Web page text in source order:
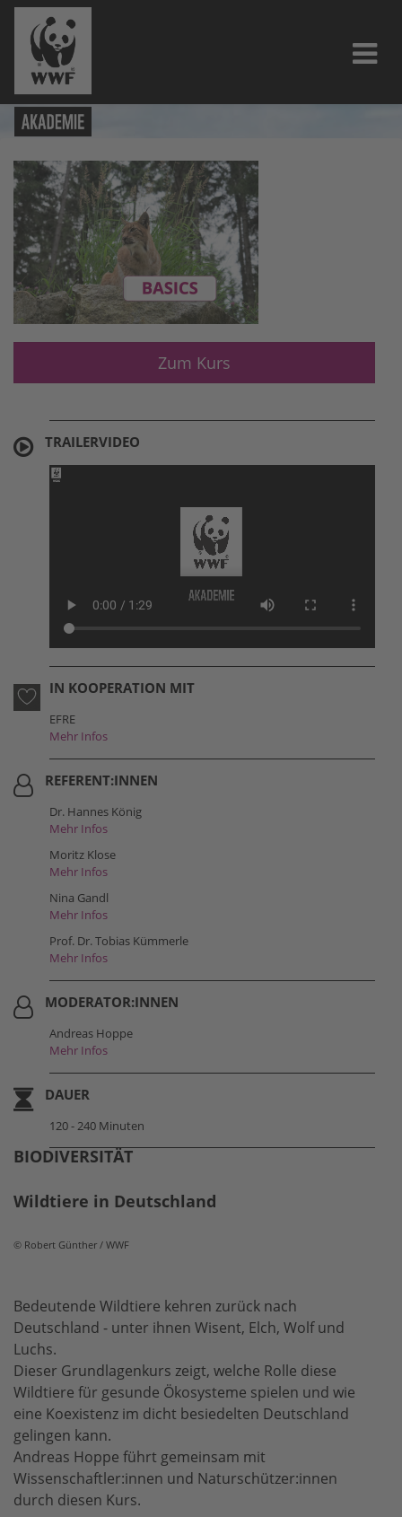
Zum Kurs
TRAILERVIDEO
IN KOOPERATION MIT
EFRE
Mehr Infos
REFERENT:INNEN
Dr. Hannes König
Mehr Infos
Moritz Klose
Mehr Infos
Nina Gandl
Mehr Infos
Prof. Dr. Tobias Kümmerle
Mehr Infos
MODERATOR:INNEN
Andreas Hoppe
Mehr Infos
DAUER
120 - 240 Minuten
BIODIVERSITÄT
Wildtiere in Deutschland
© Robert Günther / WWF
Bedeutende Wildtiere kehren zurück nach
Deutschland - unter ihnen Wisent, Elch, Wolf und
Luchs.
Dieser Grundlagenkurs zeigt, welche Rolle diese
Wildtiere für gesunde Ökosysteme spielen und wie
eine Koexistenz im dicht besiedelten Deutschland
gelingen kann.
Andreas Hoppe führt gemeinsam mit
Wissenschaftler:innen und Naturschützer:innen
durch diesen Kurs.